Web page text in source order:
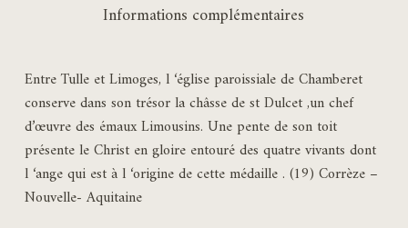
Informations complémentaires
Entre Tulle et Limoges, l ‘église paroissiale de Chamberet
conserve dans son trésor la châsse de st Dulcet ,un chef
d’œuvre des émaux Limousins. Une pente de son toit
présente le Christ en gloire entouré des quatre vivants dont
l ‘ange qui est à l ‘origine de cette médaille . (19) Corrèze –
Nouvelle- Aquitaine